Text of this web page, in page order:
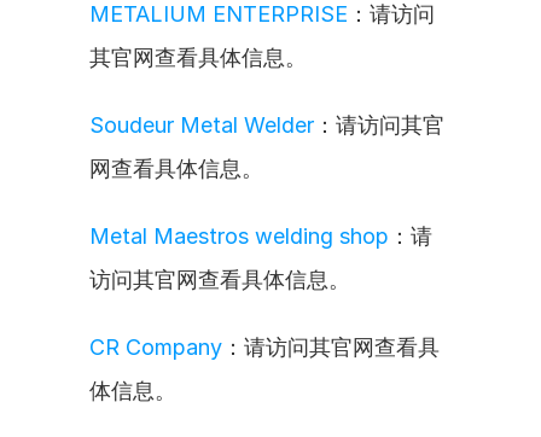
METALIUM ENTERPRISE ：请访问
其官网查看具体信息。
Soudeur Metal Welder ：请访问其官
网查看具体信息。
Metal Maestros welding shop ：请
访问其官网查看具体信息。
CR Company ：请访问其官网查看具
体信息。